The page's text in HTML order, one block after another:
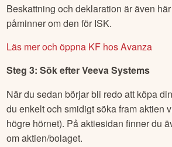
Beskattning och deklaration är även
påminner om den för ISK.
Läs mer och öppna KF hos Avanza
Steg 3: Sök efterVeeva Systems
När du sedan börjar bli redo att köpa
du enkelt och smidigt söka fram aktien
högre hörnet). På aktiesidan finner du
om aktien/bolaget.